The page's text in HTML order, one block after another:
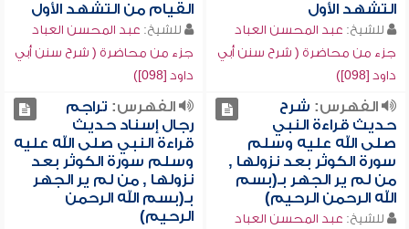
التشهد الأول
للشيخ: عبد المحسن العباد
جزء من محاضرة ( شرح سنن أبي
داود [098])
القيام من التشهد الأول
للشيخ: عبد المحسن العباد
جزء من محاضرة ( شرح سنن أبي
داود [098])
الفهرس: شرح
حديث قراءة النبي
صلى الله عليه وسلم
سورة الكوثر بعد نزولها ,
من لم ير الجهر بـ(بسم
الله الرحمن الرحيم)
للشيخ: عبد المحسن العباد
الفهرس: تراجم
رجال إسناد حديث
قراءة النبي صلى الله عليه
وسلم سورة الكوثر بعد
نزولها , من لم ير الجهر
بـ(بسم الله الرحمن
الرحيم)